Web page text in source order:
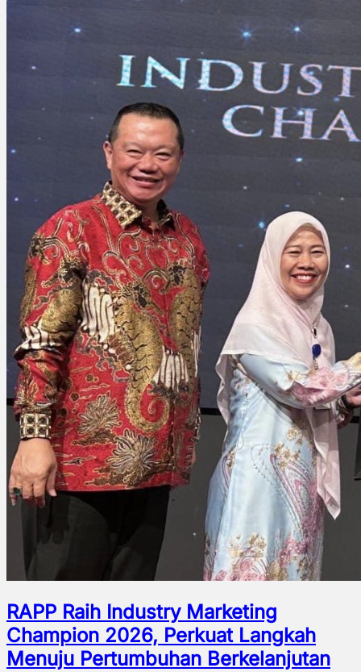
RAPP Raih Industry Marketing
Champion 2026, Perkuat Langkah
Menuju Pertumbuhan Berkelanjutan